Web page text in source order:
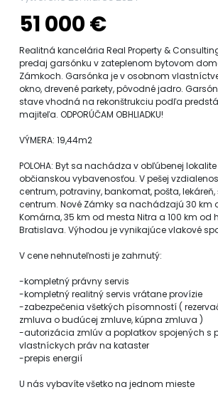
51 000 €
Realitná kancelária Real Property &
predaj garsónku v zateplenom bytovom
Zámkoch. Garsónka je v osobnom
okno, drevené parkety, pôvodné jadro.
stave vhodná na rekonštrukciu podľa
majiteľa. ODPORÚČAM OBHLIADKU!
VÝMERA: 19,44m2
POLOHA: Byt sa nachádza v obľúbenej
občianskou vybavenosťou. V pešej
centrum, potraviny, bankomat, pošta, lekáreň,
centrum. Nové Zámky sa nachádzajú 30 km
Komárna, 35 km od mesta Nitra a 100 km od
Bratislava. Výhodou je vynikajúce vlakové
V cene nehnuteľnosti je zahrnutý:
-kompletný právny servis
-kompletný realitný servis vrátane provízie
-zabezpečenia všetkých písomností (
zmluva o budúcej zmluve, kúpna zmluva )
-autorizácia zmlúv a poplatkov spojených s
vlastníckych práv na kataster
-prepis energií
U nás vybavíte všetko na jednom mieste